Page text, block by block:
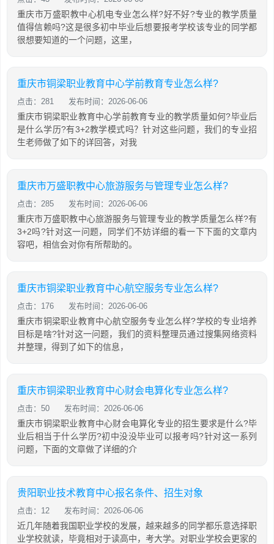
重庆市万盛职教中心机电专业怎么样?好不好?专业的教学质量
值得信赖吗?这是很多初中毕业后想要报考学校该专业的同学都
很想要知道的一个问题，这里，
重庆市铜梁职业教育中心学前教育专业怎么样?
点击：281 发布时间：2026-06-06
重庆市铜梁职业教育中心学前教育专业的教学质量如何?毕业后
是什么学历?有3+2教学模式吗？针对这些问题，我们的专业招
生老师做了如下的详回答，对我
重庆市万盛职教中心旅游服务与管理专业怎么样?
点击：285 发布时间：2026-06-06
重庆市万盛职教中心旅游服务与管理专业的教学质量怎么样?有
3+2吗?针对这一问题，同学们不妨详细的看一下下面的文章内
容吧，相信会对你有所帮助的。
重庆市铜梁职业教育中心航空服务专业怎么样?
点击：176 发布时间：2026-06-06
重庆市铜梁职业教育中心航空服务专业怎么样?学校的专业培养
目标是啥?针对这一问题，我们的资料整理员通过搜集网络资料
并整理，得到了如下的信息，
重庆市铜梁职业教育中心财会电算化专业怎么样?
点击：50 发布时间：2026-06-06
重庆市铜梁职业教育中心财会电算化专业的招生要求是什么?毕
业后相当于什么学历?初中没没毕业可以报考吗?针对这一系列
问题，下面的文章做了详细的介
贵阳职业技术教育中心报名条件、招生对象
点击：12 发布时间：2026-06-06
近几年随着我国职业学校的发展，越来越多的同学都乐意选择职
业学校就读，毕竟相对于读高中，考大学。对职业学校会更家的